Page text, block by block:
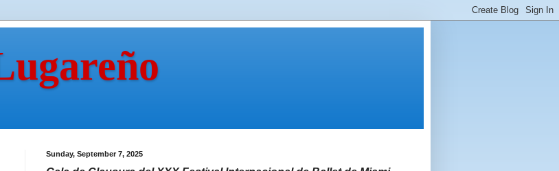
Sunday, September 7, 2025